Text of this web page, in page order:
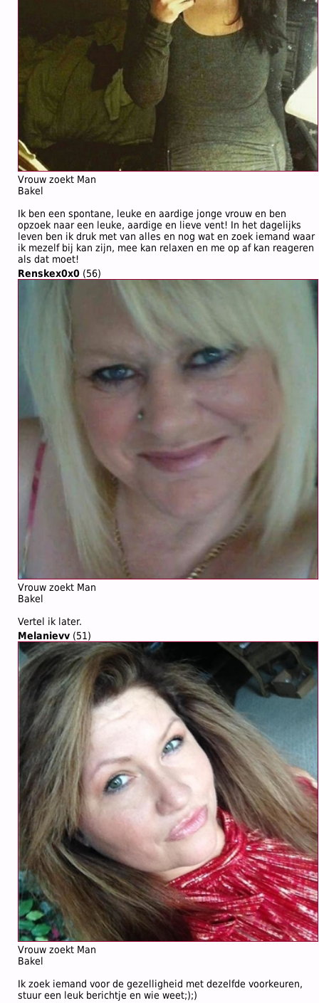
Vrouw zoekt Man
Bakel
Ik ben een spontane, leuke en aardige jonge vrouw en ben
opzoek naar een leuke, aardige en lieve vent! In het dagelijks
leven ben ik druk met van alles en nog wat en zoek iemand waar
ik mezelf bij kan zijn, mee kan relaxen en me op af kan reageren
als dat moet!
Renskex0x0 (56)
Vrouw zoekt Man
Bakel
Vertel ik later.
Melanievv (51)
Vrouw zoekt Man
Bakel
Ik zoek iemand voor de gezelligheid met dezelfde voorkeuren,
stuur een leuk berichtje en wie weet;);)